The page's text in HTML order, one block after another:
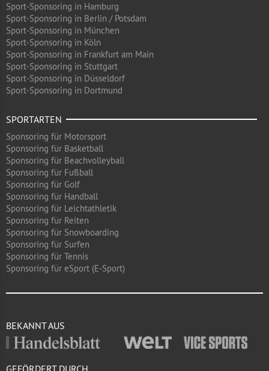
Sport-Sponsoring in Hamburg
Sport-Sponsoring in Berlin / Potsdam
Sport-Sponsoring in München
Sport-Sponsoring in Köln
Sport-Sponsoring in Frankfurt am Main
Sport-Sponsoring in Stuttgart
Sport-Sponsoring in Düsseldorf
Sport-Sponsoring in Dortmund
SPORTARTEN
Sponsoring für Motorsport
Sponsoring für Basketball
Sponsoring für Beachvolleyball
Sponsoring für Fußball
Sponsoring für Golf
Sponsoring für Handball
Sponsoring für Leichtathletik
Sponsoring für Reiten
Sponsoring für Snowboarding
Sponsoring für Surfen
Sponsoring für Tennis
Sponsoring für eSport (E-Sport)
BEKANNT AUS
GEFÖRDERT DURCH